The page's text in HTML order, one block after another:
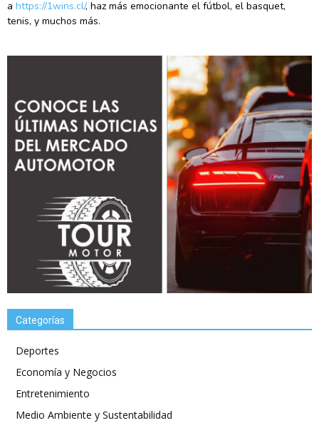
a https://1wins.cl/, haz más emocionante el fútbol, el basquet,
tenis, y muchos más.
Categorías
Deportes
Economía y Negocios
Entretenimiento
Medio Ambiente y Sustentabilidad